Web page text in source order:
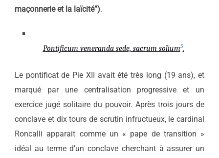
maçonnerie et la laïcité”).
Pontificum veneranda sede, sacrum solium5.
Le pontificat de Pie XII avait été très long (19 ans), et
marqué par une centralisation progressive et un
exercice jugé solitaire du pouvoir. Après trois jours de
conclave et dix tours de scrutin infructueux, le cardinal
Roncalli apparait comme un « pape de transition »
idéal au terme d’un conclave cherchant à assurer un